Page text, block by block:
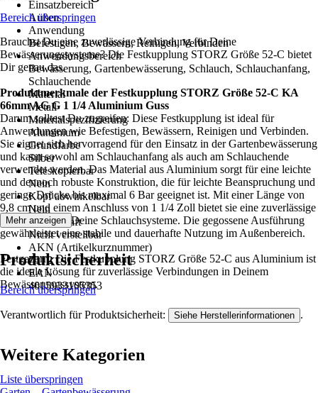
Einsatzbereich
Außen
Anwendung
Befestigen, Bewässern, Reinigen, Verbinden
Anwendungsbereich
Bewässerung, Gartenbewässerung, Schlauch, Schlauchanfang,
Schlauchende
Material
Metall
Materialspezifizierung
Aluminium
Grundfarbe
Silber
Teleskopierbar
Nein
Kopf abwinkelbar
Nein
Eigenschaft
Nicht verstellbar
AKN (Artikelkurznummer)
75T2
EAN
4015933105353
Bereich überspringen
Brauchst Du eine zuverlässige Verbindung für Deine
Bewässerungssysteme? Die Festkupplung STORZ Größe 52-C bietet
Dir genau das.
Produktmerkmale der Festkupplung STORZ Größe 52-C KA
66mm AG G 1 1/4 Aluminium Guss
Darum solltest Du zugreifen: Diese Festkupplung ist ideal für
Anwendungen wie Befestigen, Bewässern, Reinigen und Verbinden.
Sie eignet sich hervorragend für den Einsatz in der Gartenbewässerung
und kann sowohl am Schlauchanfang als auch am Schlauchende
verwendet werden. Das Material aus Aluminium sorgt für eine leichte
und dennoch robuste Konstruktion, die für leichte Beanspruchung und
geringe Drücke bis maximal 6 Bar geeignet ist. Mit einer Länge von
9,8 cm und einem Anschluss von 1 1/4 Zoll bietet sie eine zuverlässige
Verbindung für Deine Schlauchsysteme. Die gegossene Ausführung
gewährleistet eine stabile und dauerhafte Nutzung im Außenbereich.
Festgezurrt: Die Festkupplung STORZ Größe 52-C aus Aluminium ist
die ideale Lösung für zuverlässige Verbindungen in Deinem
Bewässerungssystem.
Mehr anzeigen
Produktsicherheit
Bereich überspringen
Verantwortlich für Produktsicherheit: Siehe Herstellerinformationen .
Weitere Kategorien
Liste überspringen